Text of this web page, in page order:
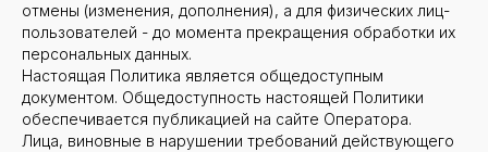
отмены (изменения, дополнения), а для физических лиц-
пользователей - до момента прекращения обработки их
персональных данных.
Настоящая Политика является общедоступным
документом. Общедоступность настоящей Политики
обеспечивается публикацией на сайте Оператора.
Лица, виновные в нарушении требований действующего